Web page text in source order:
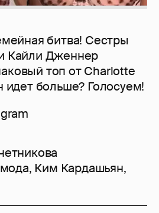
битва! Сестры
Кайли Дженнер
топ от Charlotte
идет больше? Голосуем!
мода, Ким Кардашьян,